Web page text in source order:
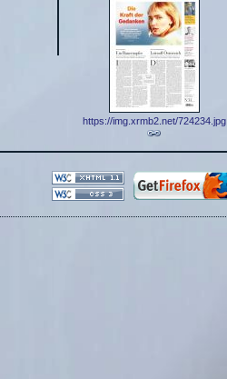
https://img.xrmb2.net/724234.jpg